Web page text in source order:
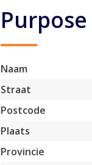
Purpose
Naam
Straat
Postcode
Plaats
Provincie